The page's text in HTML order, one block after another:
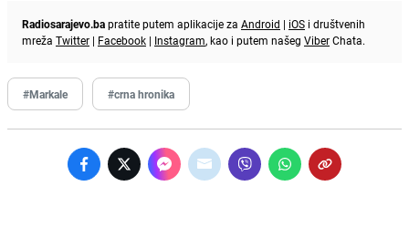
Radiosarajevo.bapratite putem aplikacije za Android | iOS i društvenih
mreža Twitter | Facebook | Instagram, kao i putem našeg ViberChata.
#Markale #crna hronika